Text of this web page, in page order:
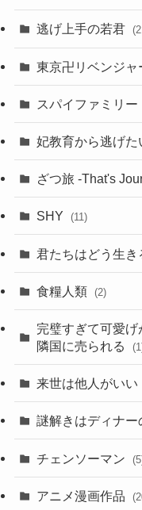
逃げ上手の若君
東京卍リベンジャ
スパイファミリー
妃教育から逃げた
ざつ旅 -That's
SHY (11)
君たちはどう生き
食糧人類 (2)
完璧すぎて可愛
隣国に売られる
来世は他人がいい
謎解きはディナー
チェンソーマン
アニメ漫画作品